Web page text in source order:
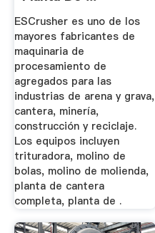
ESCrusher es uno de los
mayores fabricantes de
maquinaria de
procesamiento de
agregados para las
industrias de arena y grava,
cantera, minería,
construcción y reciclaje.
Los equipos incluyen
trituradora, molino de
bolas, molino de molienda,
planta de cantera
completa, planta de .